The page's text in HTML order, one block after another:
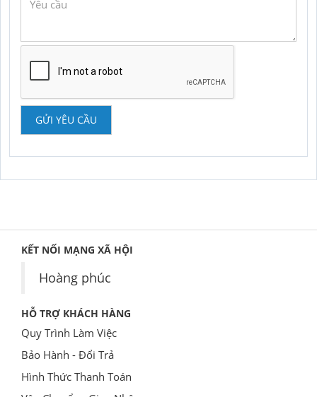
GỬI YÊU CẦU
KẾT NỐI MẠNG XÃ HỘI
Hoàng phúc
HỖ TRỢ KHÁCH HÀNG
Quy Trình Làm Việc
Bảo Hành - Đổi Trả
Hình Thức Thanh Toán